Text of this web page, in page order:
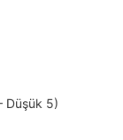
Düşük 5)